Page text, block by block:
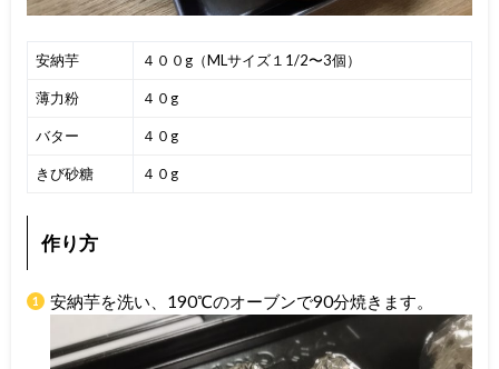
安納芋 ４００g（MLサイズ１1/2〜3個）
薄力粉 ４０g
バター ４０g
きび砂糖 ４０g
作り方
安納芋を洗い、190℃のオーブンで90分焼きます。